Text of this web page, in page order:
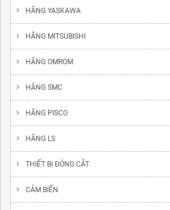
HÃNG YASKAWA
HÃNG MITSUBISHI
HÃNG OMROM
HÃNG SMC
HÃNG PISCO
HÃNG LS
THIẾT BỊ ĐÓNG CẮT
CẢM BIẾN